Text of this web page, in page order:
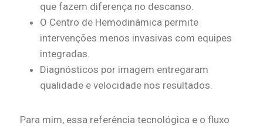
que fazem diferença no descanso.
O Centro de Hemodinâmica permite
intervenções menos invasivas com equipes
integradas.
Diagnósticos por imagem entregaram
qualidade e velocidade nos resultados.
Para mim, essa referência tecnológica e o fluxo